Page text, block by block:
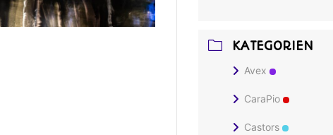
KATEGORIEN
Avex
CaraPio
Castors